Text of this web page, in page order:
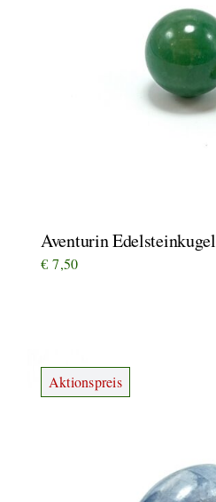
Aventurin Edelsteinkugel
€ 7,50
Aktionspreis